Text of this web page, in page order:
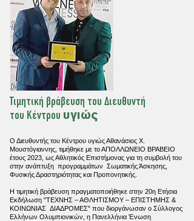
Τιμητική βράβευση του Διευθυντή
του Κέντρου υγιώς
Ο Διευθυντής του Κέντρου υγιώς Αθανάσιος Χ.
Μουστόγιαννης, τιμήθηκε με το ΑΠΟΛΛΩΝΕΙΟ ΒΡΑΒΕΙΟ
έτους 2023, ως Αθλητικός Επιστήμονας για τη συμβολή του
στην ανάπτυξη προγραμμάτων Σωματικής Άσκησης,
Φυσικής Δραστηριότητας και Προπονητικής.
Η τιμητική βράβευση πραγματοποιήθηκε στην 20η Ετήσια
Εκδήλωση "ΤΕΧΝΗΣ – ΑΘΛΗΤΙΣΜΟΥ – ΕΠΙΣΤΗΜΗΣ &
ΚΟΙΝΩΝΙΑΣ ΔΙΑΔΡΟΜΕΣ" που διοργάνωσαν ο Σύλλογος
Ελλήνων Ολυμπιονικών, η Πανελλήνια Ένωση